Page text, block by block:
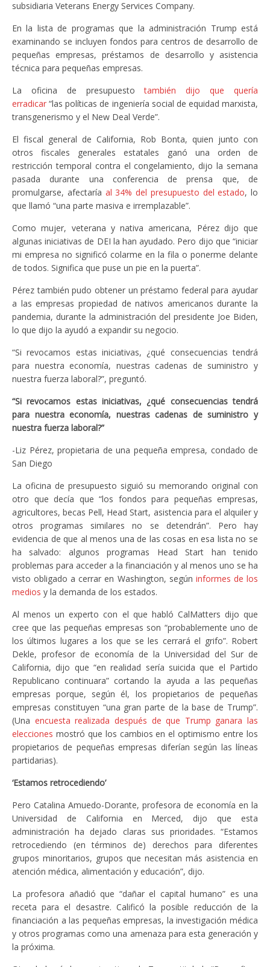
subsidiaria Veterans Energy Services Company.
En la lista de programas que la administración Trump está
examinando se incluyen fondos para centros de desarrollo de
pequeñas empresas, préstamos de desarrollo y asistencia
técnica para pequeñas empresas.
La oficina de presupuestotambién dijo que quería
erradicar “las políticas de ingeniería social de equidad marxista,
transgenerismo y el New Deal Verde”.
El fiscal general de California, Rob Bonta, quien junto con
otros fiscales generales estatales ganó una orden de
restricción temporal contra el congelamiento, dijo la semana
pasada durante una conferencia de prensa que, de
promulgarse, afectaría al 34% del presupuesto del estado, lo
que llamó “una parte masiva e irremplazable”.
Como mujer, veterana y nativa americana, Pérez dijo que
algunas iniciativas de DEI la han ayudado. Pero dijo que “iniciar
mi empresa no significó colarme en la fila o ponerme delante
de todos. Significa que puse un pie en la puerta”.
Pérez también pudo obtener un préstamo federal para ayudar
a las empresas propiedad de nativos americanos durante la
pandemia, durante la administración del presidente Joe Biden,
lo que dijo la ayudó a expandir su negocio.
“Si revocamos estas iniciativas, ¿qué consecuencias tendrá
para nuestra economía, nuestras cadenas de suministro y
nuestra fuerza laboral?”, preguntó.
“Si revocamos estas iniciativas, ¿qué consecuencias tendrá
para nuestra economía, nuestras cadenas de suministro y
nuestra fuerza laboral?”
-Liz Pérez, propietaria de una pequeña empresa, condado de
San Diego
La oficina de presupuesto siguió su memorando original con
otro que decía que “los fondos para pequeñas empresas,
agricultores, becas Pell, Head Start, asistencia para el alquiler y
otros programas similares no se detendrán”. Pero hay
evidencia de que al menos una de las cosas en esa lista no se
ha salvado: algunos programas Head Start han tenido
problemas para acceder a la financiación y al menos uno se ha
visto obligado a cerrar en Washington, según informes de los
medios y la demanda de los estados.
Al menos un experto con el que habló CalMatters dijo que
cree que las pequeñas empresas son “probablemente uno de
los últimos lugares a los que se les cerrará el grifo”. Robert
Dekle, profesor de economía de la Universidad del Sur de
California, dijo que “en realidad sería suicida que el Partido
Republicano continuara” cortando la ayuda a las pequeñas
empresas porque, según él, los propietarios de pequeñas
empresas constituyen “una gran parte de la base de Trump”.
(Una encuesta realizada después de que Trump ganara las
elecciones mostró que los cambios en el optimismo entre los
propietarios de pequeñas empresas diferían según las líneas
partidarias).
‘Estamos retrocediendo’
Pero Catalina Amuedo-Dorante, profesora de economía en la
Universidad de California en Merced, dijo que esta
administración ha dejado claras sus prioridades. “Estamos
retrocediendo (en términos de) derechos para diferentes
grupos minoritarios, grupos que necesitan más asistencia en
atención médica, alimentación y educación”, dijo.
La profesora añadió que “dañar el capital humano” es una
receta para el desastre. Calificó la posible reducción de la
financiación a las pequeñas empresas, la investigación médica
y otros programas como una amenaza para esta generación y
la próxima.